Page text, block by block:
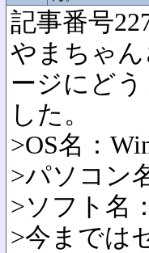
記事番号
やまちゃん
ージにど
した。
>OS名：
>パソコン
>ソフト名
>今までは